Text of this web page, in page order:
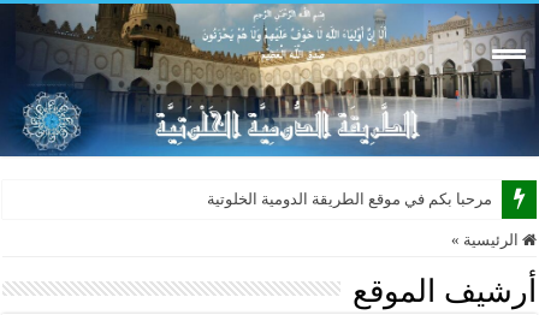
مرحبا بكم في موقع الطريقة الدومية الخلوتية بشكله ال
الرئيسية »
أرشيف الموقع